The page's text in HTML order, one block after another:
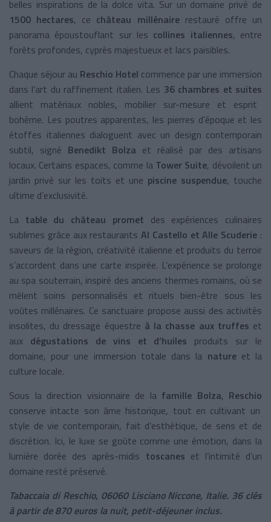
belles inspirations de la dolce vita. Sur un domaine privé de
1500 hectares, ce château millénairerestauré offre un
panorama époustouflant sur les collines italiennes, entre
forêts profondes, cyprès majestueux et lacs paisibles.​
Chaque séjour au Reschio Hotel commence par une immersion
dans l’art du raffinement italien. Les 36 chambres et suites
allient matériaux nobles, mobilier sur-mesure et esprit
bohème. Les poutres apparentes, les pierres d’époque et les
étoffes italiennes dialoguent avec un design contemporain
subtil, signé Benedikt Bolza et réalisé par des artisans
locaux. Certains espaces, comme la Tower Suite, dévoilent un
jardin privé sur les toits et une piscine suspendue, touche
ultime d’exclusivité.​
La table du château promet des expériences culinaires
sublimes grâce aux restaurants Al Castello et Alle Scuderie :
saveurs de la région, créativité italienne et produits du terroir
s’accordent dans une carte inspirée. L’expérience se prolonge
au spa souterrain, inspiré des anciens thermes romains, où se
mêlent soins personnalisés et rituels bien-être sous les
voûtes millénaires. Ce sanctuaire propose aussi des activités
insolites, du dressage équestre à la chasse aux truffes et
aux dégustations de vins et d’huiles produits sur le
domaine, pour une immersion totale dans la nature et la
culture locale.​
Sous la direction visionnaire de lafamille Bolza, Reschio
conserve intacte son âme historique, tout en cultivant un
style de vie contemporain, fait d’esthétique, de sens et de
discrétion. Ici, le luxe se goûte comme une émotion, dans la
lumière dorée des après-midis toscanes et l’intimité d’un
domaine resté préservé.​
Tabaccaia di Reschio, 06060 Lisciano Niccone, Italie. 36 clés
à partir de 870 euros la nuit, petit-déjeuner inclus.